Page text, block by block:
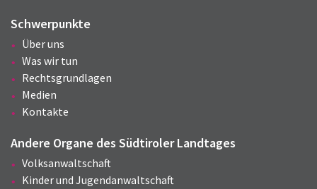
Schwerpunkte
Über uns
Was wir tun
Rechtsgrundlagen
Medien
Kontakte
Andere Organe des Südtiroler Landtages
Volksanwaltschaft
Kinder und Jugendanwaltschaft